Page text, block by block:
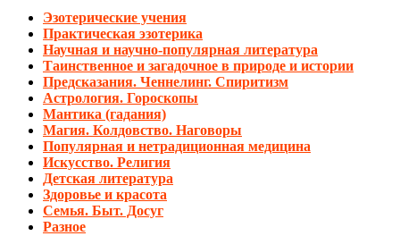
Эзотерические учения
Практическая эзотерика
Научная и научно-популярная литература
Таинственное и загадочное в природе и истории
Предсказания. Ченнелинг. Спиритизм
Астрология. Гороскопы
Мантика (гадания)
Магия. Колдовство. Наговоры
Популярная и нетрадиционная медицина
Искусство. Религия
Детская литература
Здоровье и красота
Семья. Быт. Досуг
Разное